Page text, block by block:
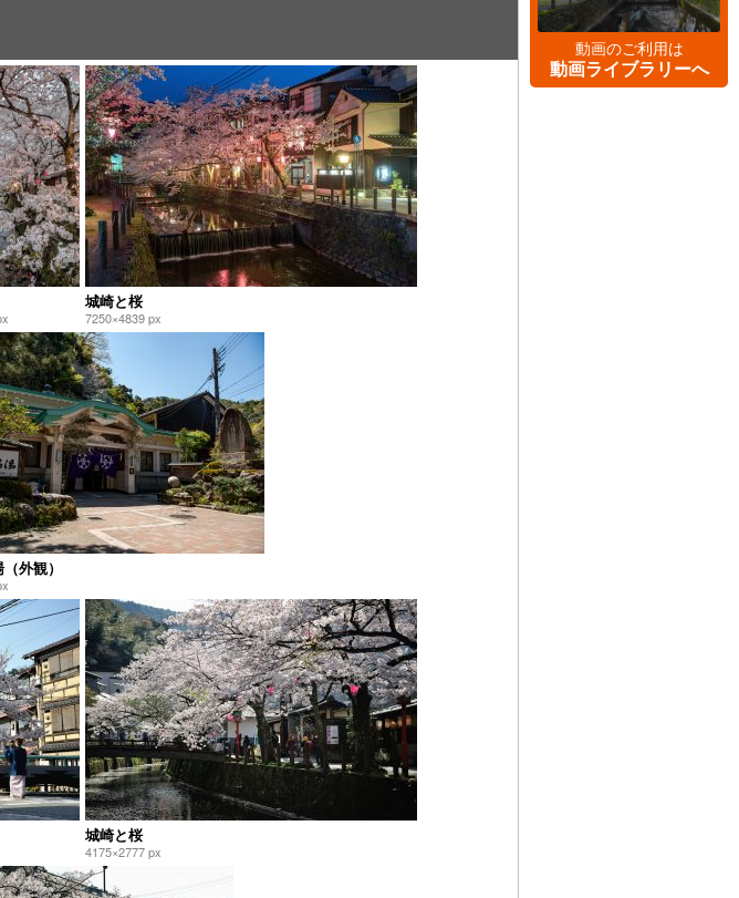
城崎と桜
7250×4839 px
外観）
城崎と桜
4175×2777 px
動画のご利用は
動画ライブラリーへ